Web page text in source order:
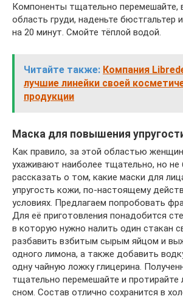
Компоненты тщательно перемешайте,
область груди, наденьте бюстгальтер
на 20 минут. Смойте тёплой водой.
Читайте также: Компания
лучшие линейки своей
продукции
Маска для повышения
Как правило, за этой областью
ухаживают наиболее тщательно, но
рассказать о том, какие маски для
упругость кожи, по-настоящему
условиях. Предлагаем попробовать
Для её приготовления понадобится
в которую нужно налить один стакан
разбавить взбитым сырым яйцом и
одного лимона, а также добавить
одну чайную ложку глицерина.
тщательно перемешайте и
сном. Состав отлично сохранится в